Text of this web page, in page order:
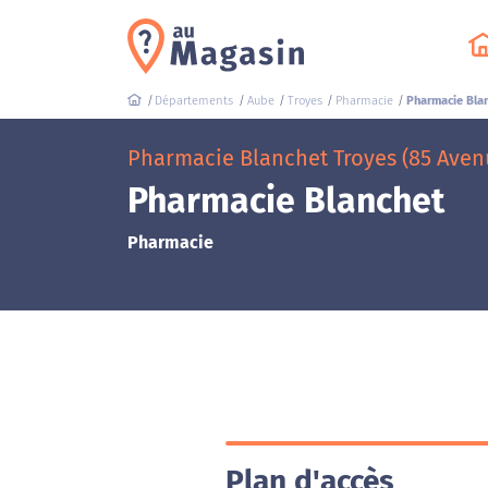
Départements Aube Troyes Pharmacie Pharmacie
Pharmacie Blanchet Troyes (85
Pharmacie Blanchet
Pharmacie